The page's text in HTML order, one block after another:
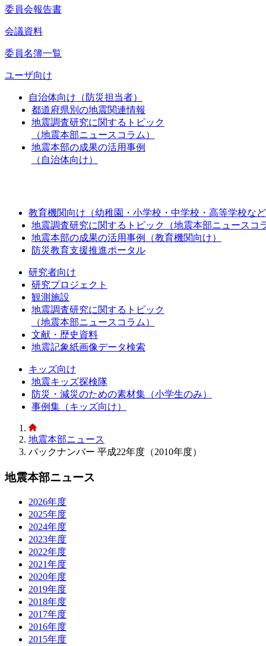
委員会報告書
会議資料
委員名簿一覧
ユーザ向け
自治体向け（防災担当者）
都道府県別の地震関連情報
地震調査研究に関するトピック
（地震本部ニュースコラム）
地震本部の成果の活用事例
（自治体向け）
教育機関向け（幼稚園・小学校・中学校・高等学校な
地震調査研究に関するトピック（地震本部ニュースコ
地震本部の成果の活用事例（教育機関向け）
防災教育支援推進ポータル
研究者向け
研究プロジェクト
観測施設
地震調査研究に関するトピック
（地震本部ニュースコラム）
文献・歴史資料
地震記象紙画像データ検索
キッズ向け
地震キッズ探検隊
防災・減災のための素材集（小学生のみ）
事例集（キッズ向け）
地震本部ニュース
バックナンバー 平成22年度（2010年度）
地震本部ニュース
2026年度
2025年度
2024年度
2023年度
2022年度
2021年度
2020年度
2019年度
2018年度
2017年度
2016年度
2015年度